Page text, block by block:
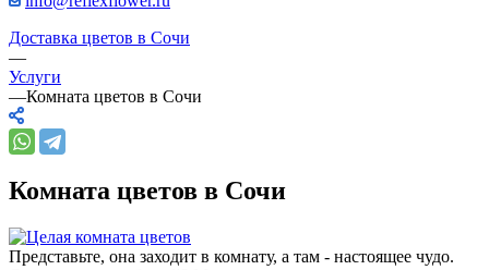
Доставка цветов в Сочи
—
Услуги
—Комната цветов в Сочи
Комната цветов в Сочи
Представьте, она заходит в комнату, а там - настоящее чудо.